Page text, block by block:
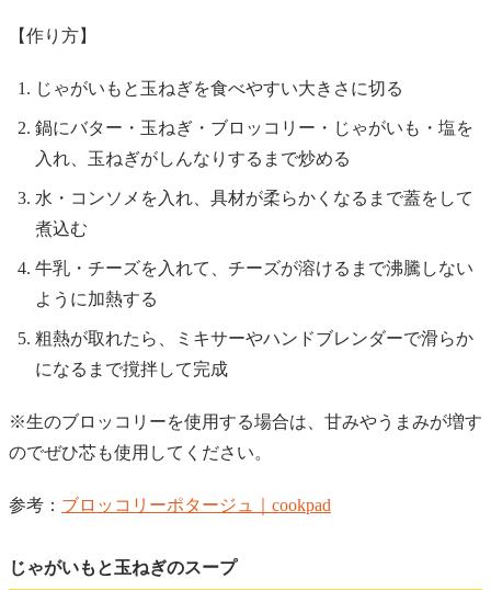
【作り方】
じゃがいもと玉ねぎを食べやすい大きさに切る
鍋にバター・玉ねぎ・ブロッコリー・じゃがいも・塩を
入れ、玉ねぎがしんなりするまで炒める
水・コンソメを入れ、具材が柔らかくなるまで蓋をして
煮込む
牛乳・チーズを入れて、チーズが溶けるまで沸騰しない
ように加熱する
粗熱が取れたら、ミキサーやハンドブレンダーで滑らか
になるまで撹拌して完成
※生のブロッコリーを使用する場合は、甘みやうまみが増す
のでぜひ芯も使用してください。
参考： ブロッコリーポタージュ｜cookpad
じゃがいもと玉ねぎのスープ